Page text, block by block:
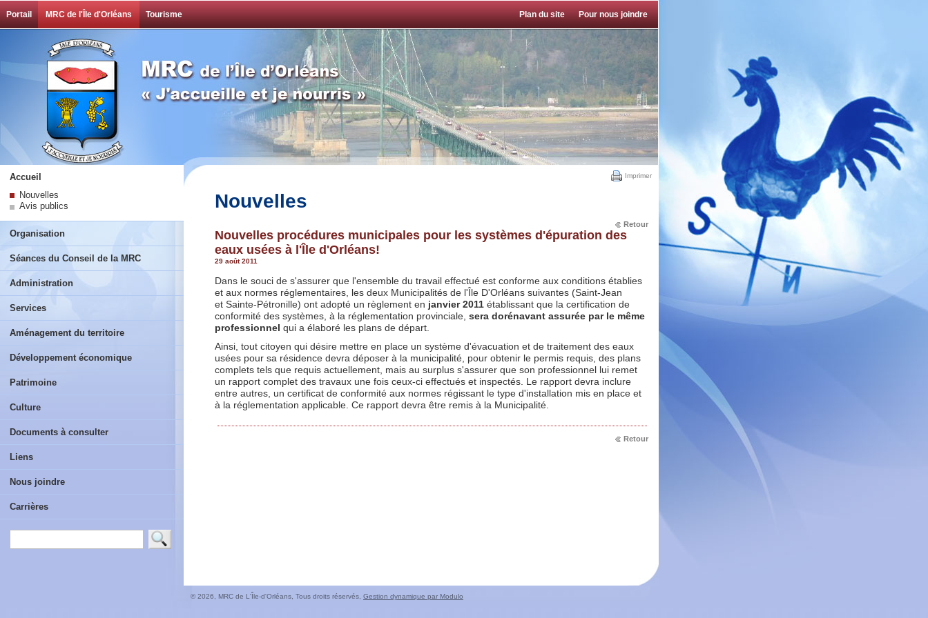
Portail MRC de l'Île d'Orléans Tourisme Plan du site Pour nous joindre
Accueil
Nouvelles
Avis publics
Organisation
Séances du Conseil de la MRC
Administration
Services
Aménagement du territoire
Développement économique
Patrimoine
Culture
Documents à consulter
Liens
Nous joindre
Carrières
Imprimer
Nouvelles
Retour
Nouvelles procédures municipales pour les systèmes d'épuration des
eaux usées à l'Île d'Orléans!
29 août 2011
Dans le souci de s'assurer que l'ensemble du travail effectué est conforme aux conditions établies
et aux normes réglementaires, les deux Municipalités de l'Île D'Orléans suivantes (Saint-Jean
et Sainte-Pétronille) ont adopté un règlement en janvier 2011 établissant que la certification de
conformité des systèmes, à la réglementation provinciale, sera dorénavant assurée par le même
professionnel qui a élaboré les plans de départ.
Ainsi, tout citoyen qui désire mettre en place un système d'évacuation et de traitement des eaux
usées pour sa résidence devra déposer à la municipalité, pour obtenir le permis requis, des plans
complets tels que requis actuellement, mais au surplus s'assurer que son professionnel lui remet
un rapport complet des travaux une fois ceux-ci effectués et inspectés. Le rapport devra inclure
entre autres, un certificat de conformité aux normes régissant le type d'installation mis en place et
à la réglementation applicable. Ce rapport devra être remis à la Municipalité.
Retour
© 2026, MRC de L'Île-d'Orléans, Tous droits réservés, Gestion dynamique par Modulo